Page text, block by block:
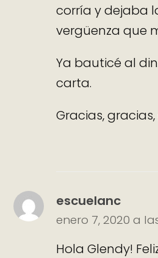
corría y dejaba
vergüenza que
Ya bauticé al
carta.
Gracias,
escuelanc
enero 7, 2020 a
Hola Glendy!